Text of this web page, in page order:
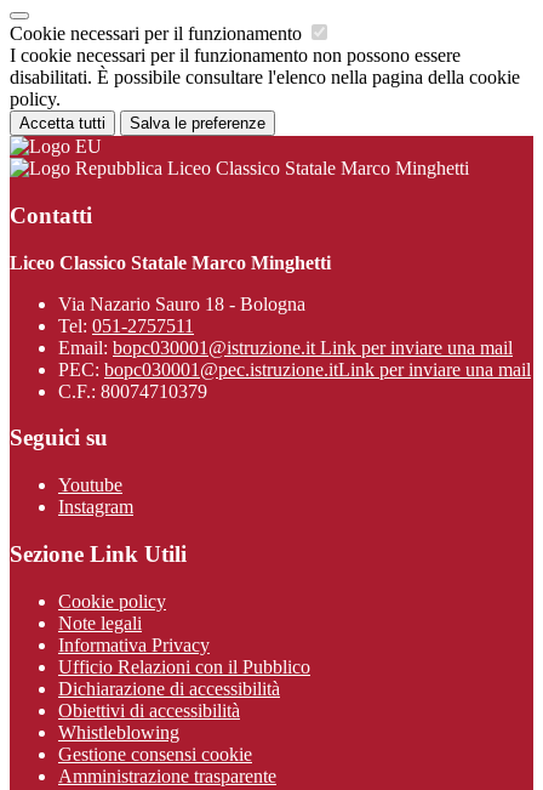
Cookie necessari per il funzionamento
I cookie necessari per il funzionamento non possono essere
disabilitati. È possibile consultare l'elenco nella pagina della cookie
policy.
Accetta tutti Salva le preferenze
Liceo Classico Statale Marco Minghetti
Contatti
Liceo Classico Statale Marco Minghetti
Via Nazario Sauro 18 - Bologna
Tel: 051-2757511
Email: bopc030001@istruzione.it Link per inviare una mail
PEC: bopc030001@pec.istruzione.itLink per inviare una mail
C.F.: 80074710379
Seguici su
Youtube
Instagram
Sezione Link Utili
Cookie policy
Note legali
Informativa Privacy
Ufficio Relazioni con il Pubblico
Dichiarazione di accessibilità
Obiettivi di accessibilità
Whistleblowing
Gestione consensi cookie
Amministrazione trasparente